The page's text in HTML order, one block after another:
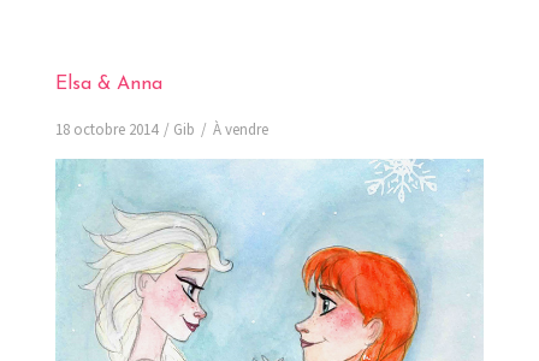
Elsa & Anna
18 octobre 2014 Gib À vendre